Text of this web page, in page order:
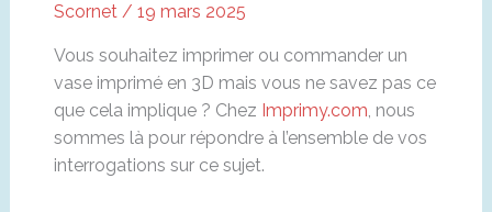
Scornet / 19 mars 2025
Vous souhaitez imprimer ou commander un
vase imprimé en 3D mais vous ne savez pas ce
que cela implique ? Chez Imprimy.com, nous
sommes là pour répondre à l’ensemble de vos
interrogations sur ce sujet.